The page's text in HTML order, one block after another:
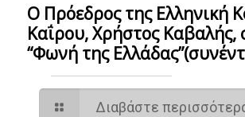
Ο Πρόεδρος της Ελληνική
Καΐρου, Χρήστος Καβαλής,
“Φωνή της
Διαβάστε